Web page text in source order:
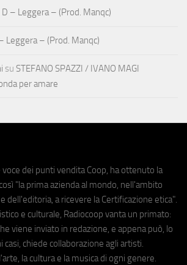
D – Leggera – (Prod. Manqc)
Leggera – (Prod. Manqc)
su STEFANO SPAZZI / IVANO MAGI
per amare
voce dei punti vendita Coop, ha ottenuto la
"la prima azienda al mondo, nell'ambito
dell'editoria, a ricevere la Certificazione etica".
e culturale, Radiocoop vanta un primato:
viene inviato in redazione, e appena può, lo
casi, chiede collaborazione agli artisti.
la cultura e la musica di ogni genere.